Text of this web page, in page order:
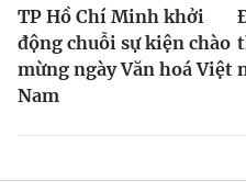
TP Hồ Chí Minh khởi
động chuỗi sự kiện chào
mừng ngày Văn hoá Việt
Nam